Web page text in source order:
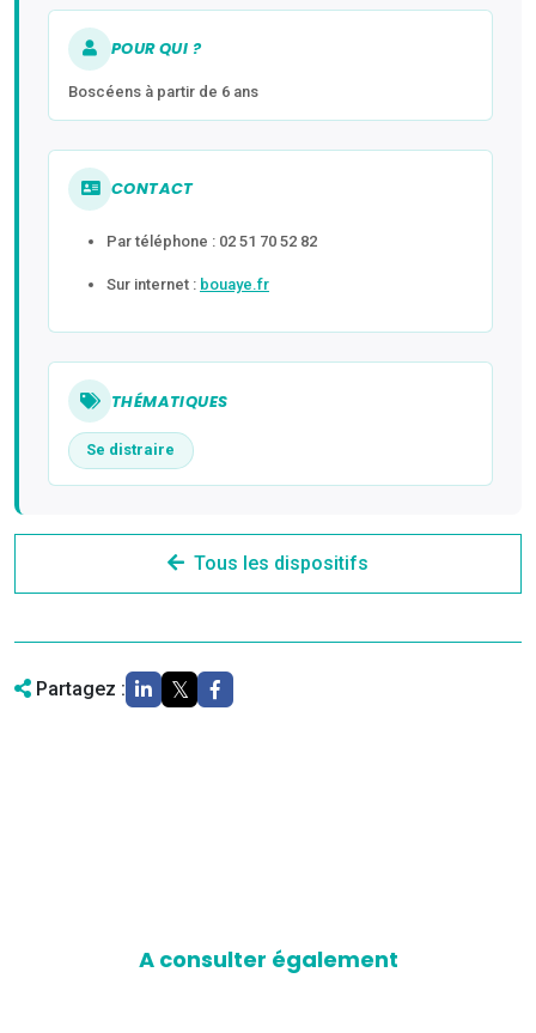
POUR QUI ?
Boscéens à partir de 6 ans
CONTACT
Par téléphone : 02 51 70 52 82
Sur internet : bouaye.fr
THÉMATIQUES
Se distraire
Tous les dispositifs
Partagez :
A consulter également